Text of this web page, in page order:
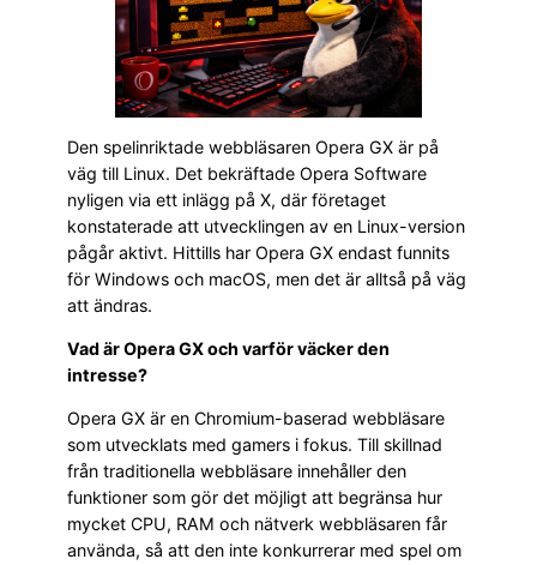
Den spelinriktade webbläsaren Opera GX är på
väg till Linux. Det bekräftade Opera Software
nyligen via ett inlägg på X, där företaget
konstaterade att utvecklingen av en Linux-version
pågår aktivt. Hittills har Opera GX endast funnits
för Windows och macOS, men det är alltså på väg
att ändras.
Vad är Opera GX och varför väcker den
intresse?
Opera GX är en Chromium-baserad webbläsare
som utvecklats med gamers i fokus. Till skillnad
från traditionella webbläsare innehåller den
funktioner som gör det möjligt att begränsa hur
mycket CPU, RAM och nätverk webbläsaren får
använda, så att den inte konkurrerar med spel om